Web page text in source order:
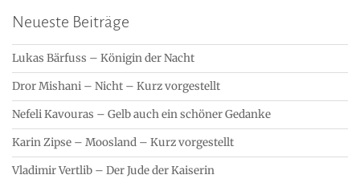
Neueste Beiträge
Lukas Bärfuss – Königin der Nacht
Dror Mishani – Nicht – Kurz vorgestellt
Nefeli Kavouras – Gelb auch ein schöner Gedanke
Karin Zipse – Moosland – Kurz vorgestellt
Vladimir Vertlib – Der Jude der Kaiserin